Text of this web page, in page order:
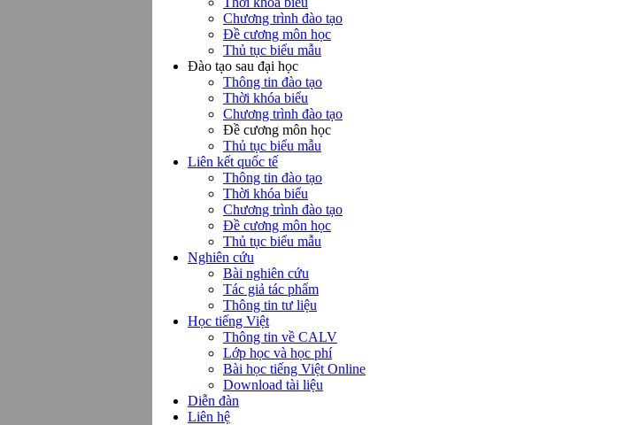
Chương trình đào tạo
Đề cương môn học
Thủ tục biểu mẫu
Đào tạo sau đại học
Thông tin đào tạo
Thời khóa biểu
Chương trình đào tạo
Đề cương môn học
Thủ tục biểu mẫu
Liên kết quốc tế
Thông tin đào tạo
Thời khóa biểu
Chương trình đào tạo
Đề cương môn học
Thủ tục biểu mẫu
Nghiên cứu
Bài nghiên cứu
Tác giả tác phẩm
Thông tin tư liệu
Học tiếng Việt
Thông tin về CALV
Lớp học và học phí
Bài học tiếng Việt Online
Download tài liệu
Diễn đàn
Liên hệ